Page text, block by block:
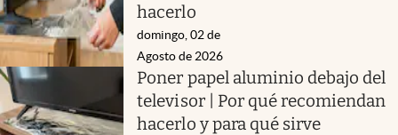
hacerlo
domingo, 02 de
Agosto de 2026
Poner papel aluminio debajo del
televisor | Por qué recomiendan
hacerlo y para qué sirve